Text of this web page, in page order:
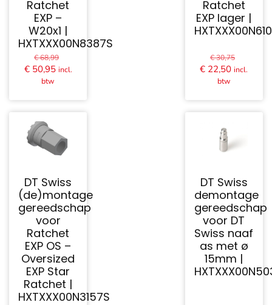
Ratchet
EXP –
W20x1 |
HXTXXX00N8387S
€68,99
prijs
€50,95Huidige
incl.
btw
Ratchet
EXP lager |
€30,75
prijs
€ 22,50Huidige
incl.
btw
DT Swiss
(de)montage
gereedschap
voor
Ratchet
EXP OS –
Oversized
EXP Star
Ratchet |
HXTXXX00N3157S
DT Swiss
demontage
gereedschap
voor DT
Swiss naaf
as met ø
15mm |